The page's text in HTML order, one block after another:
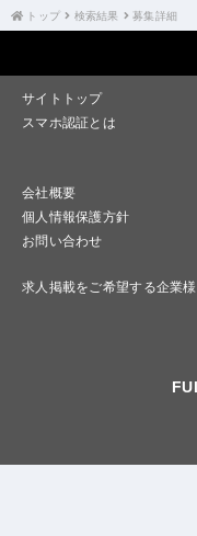
トップ 検索結果 募集詳細
サイトトップ
スマホ認証とは
会社概要
個人情報保護方針
お問い合わせ
求人掲載をご希望する企業様